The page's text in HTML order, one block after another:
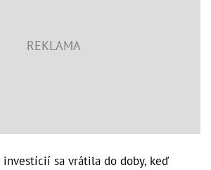
sa vrátila do doby, keď